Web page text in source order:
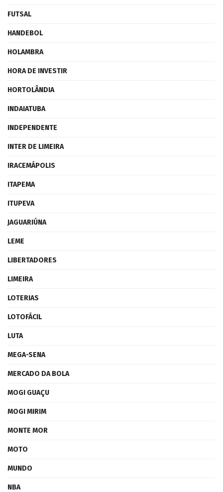
FUTSAL
HANDEBOL
HOLAMBRA
HORA DE INVESTIR
HORTOLÂNDIA
INDAIATUBA
INDEPENDENTE
INTER DE LIMEIRA
IRACEMÁPOLIS
ITAPEMA
ITUPEVA
JAGUARIÚNA
LEME
LIBERTADORES
LIMEIRA
LOTERIAS
LOTOFÁCIL
LUTA
MEGA-SENA
MERCADO DA BOLA
MOGI GUAÇU
MOGI MIRIM
MONTE MOR
MOTO
MUNDO
NBA